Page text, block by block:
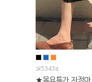
sk5343a
★목요특가 자정